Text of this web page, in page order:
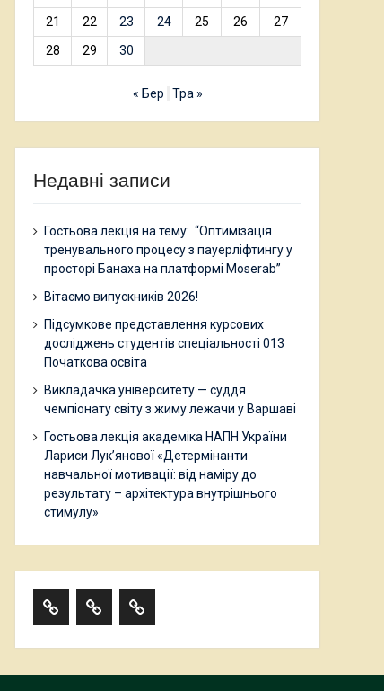
21
22 23 24 25 26
27
28
29 30
« Бер Тра »
Недавні записи
Гостьова лекція на тему: “Оптимізація
тренувального процесу з пауерліфтингу у
просторі Банаха на платформі Moserab”
Вітаємо випускників 2026!
Підсумкове представлення курсових
досліджень студентів спеціальності 013
Початкова освіта
Викладачка університету — суддя
чемпіонату світу з жиму лежачи у Варшаві
Гостьова лекція академіка НАПН України
Лариси Лук’янової «Детермінанти
навчальної мотивації: від наміру до
результату – архітектура внутрішнього
стимулу»
department